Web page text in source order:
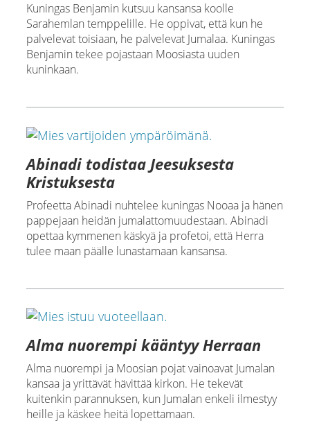
Kuningas Benjamin kutsuu kansansa koolle
Sarahemlan temppelille. He oppivat, että kun he
palvelevat toisiaan, he palvelevat Jumalaa. Kuningas
Benjamin tekee pojastaan Moosiasta uuden
kuninkaan.
Abinadi todistaa Jeesuksesta
Kristuksesta
Profeetta Abinadi nuhtelee kuningas Nooaa ja hänen
pappejaan heidän jumalattomuudestaan. Abinadi
opettaa kymmenen käskyä ja profetoi, että Herra
tulee maan päälle lunastamaan kansansa.
Alma nuorempi kääntyy Herraan
Alma nuorempi ja Moosian pojat vainoavat Jumalan
kansaa ja yrittävät hävittää kirkon. He tekevät
kuitenkin parannuksen, kun Jumalan enkeli ilmestyy
heille ja käskee heitä lopettamaan.